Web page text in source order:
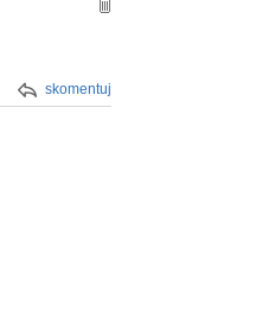
skomentuj